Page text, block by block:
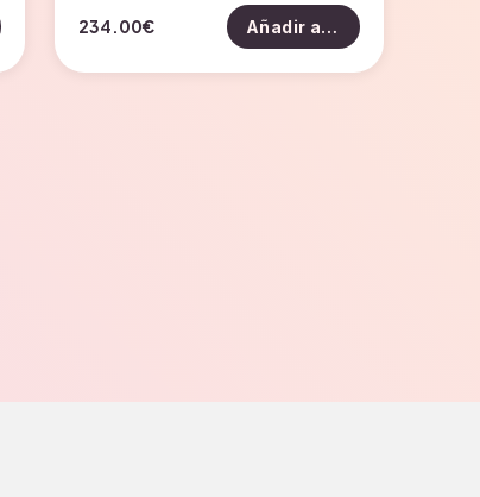
234.00€ Añadir al carrito